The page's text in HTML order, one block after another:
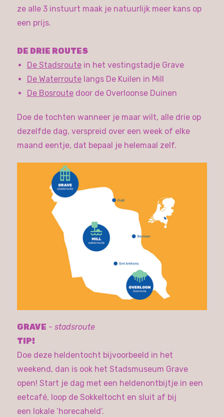
ze alle 3 instuurt maak je natuurlijk meer kans op
een prijs.
DE DRIE ROUTES
De Stadsroutein het vestingstadje Grave
De Waterroutelangs De Kuilen in Mill
De Bosroutedoor de Overloonse Duinen
Doe de tochten wanneer je maar wilt, alle drie op
dezelfde dag, verspreid over een week of elke
maand eentje, dat bepaal je helemaal zelf.
GRAVE - stadsroute
TIP!
Doe deze heldentocht bijvoorbeeld in het
weekend, dan is ook het Stadsmuseum Grave
open! Start je dag met een heldenontbijtje in een
eetcafé, loop de Sokkeltocht en sluit af bij
een lokale ‘horecaheld’.